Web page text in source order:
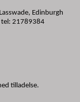
Edinburgh
tel: 21789384
tilladelse.